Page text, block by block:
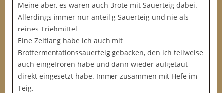
Meine aber, es waren auch Brote mit Sauerteig dabei.
Allerdings immer nur anteilig Sauerteig und nie als
reines Triebmittel.
Eine Zeitlang habe ich auch mit
Brotfermentationssauerteig gebacken, den ich teilweise
auch eingefroren habe und dann wieder aufgetaut
direkt eingesetzt habe. Immer zusammen mit Hefe im
Teig.